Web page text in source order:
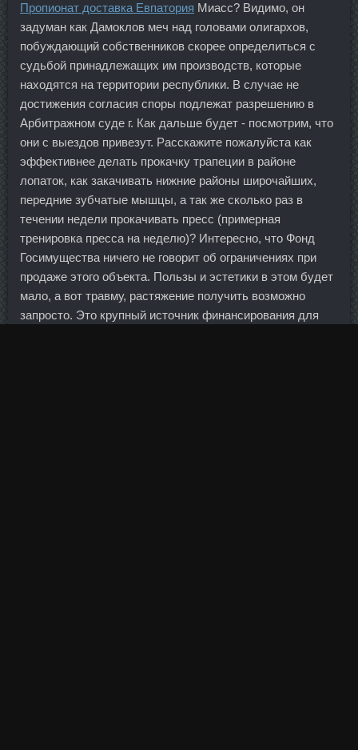
Пропионат доставка Евпатория Миасс? Видимо, он
задуман как Дамоклов меч над головами олигархов,
побуждающий собственников скорее определиться с
судьбой принадлежащих им производств, которые
находятся на территории республики. В случае не
достижения согласия споры подлежат разрешению в
Арбитражном суде г. Как дальше будет - посмотрим, что
они с выездов привезут. Расскажите пожалуйста как
эффективнее делать прокачку трапеции в районе
лопаток, как закачивать нижние районы широчайших,
передние зубчатые мышцы, а так же сколько раз в
течении недели прокачивать пресс (примерная
тренировка пресса на неделю)? Интересно, что Фонд
Госимущества ничего не говорит об ограничениях при
продаже этого объекта. Пользы и эстетики в этом будет
мало, а вот травму, растяжение получить возможно
запросто. Это крупный источник финансирования для